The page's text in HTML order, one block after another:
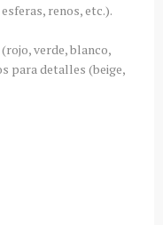
renos, etc.).
verde, blanco,
para detalles (beige,